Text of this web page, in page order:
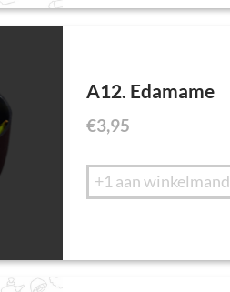
A12. Edamame
€3,95
+1 aan winkelmand